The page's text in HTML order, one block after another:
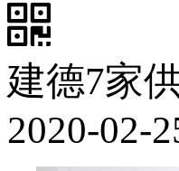
建德7家
2020-02-